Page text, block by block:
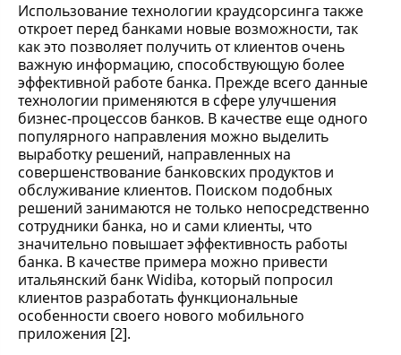
Использование технологии краудсорсинга также
откроет перед банками новые возможности, так
как это позволяет получить от клиентов очень
важную информацию, способствующую более
эффективной работе банка. Прежде всего данные
технологии применяются в сфере улучшения
бизнес-процессов банков. В качестве еще одного
популярного направления можно выделить
выработку решений, направленных на
совершенствование банковских продуктов и
обслуживание клиентов. Поиском подобных
решений занимаются не только непосредственно
сотрудники банка, но и сами клиенты, что
значительно повышает эффективность работы
банка. В качестве примера можно привести
итальянский банк Widiba, который попросил
клиентов разработать функциональные
особенности своего нового мобильного
приложения [2].